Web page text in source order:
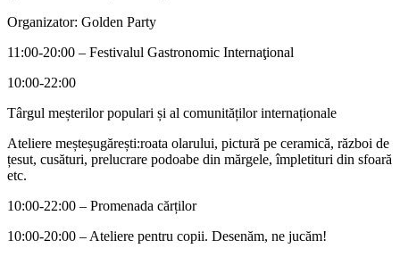
Organizator: Golden Party
11:00-20:00 – Festivalul Gastronomic Internaţional
10:00-22:00
Târgul meșterilor populari și al comunităților internaționale
Ateliere meșteșugărești:roata olarului, pictură pe ceramică, război de
țesut, cusături, prelucrare podoabe din mărgele, împletituri din sfoară
etc.
10:00-22:00 – Promenada cărților
10:00-20:00 – Ateliere pentru copii. Desenăm, ne jucăm!